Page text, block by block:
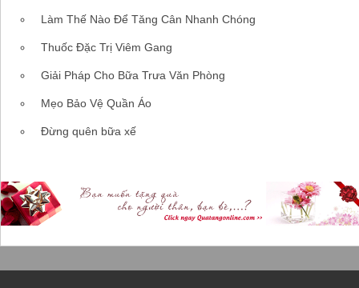
Làm Thế Nào Để Tăng Cân Nhanh Chóng
Thuốc Đặc Trị Viêm Gang
Giải Pháp Cho Bữa Trưa Văn Phòng
Mẹo Bảo Vệ Quần Áo
Đừng quên bữa xế